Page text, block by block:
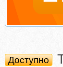
Доступно